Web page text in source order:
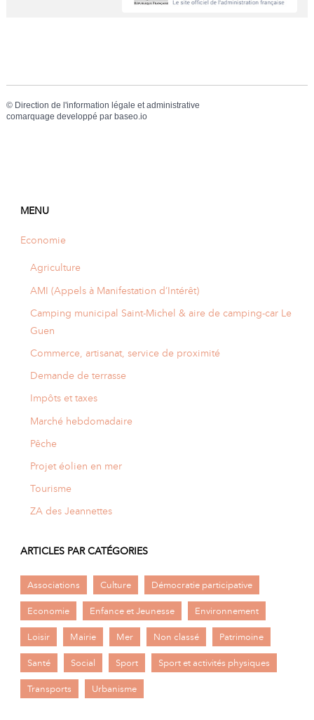
© Direction de l'information légale et administrative
comarquage developpé par baseo.io
MENU
Economie
Agriculture
AMI (Appels à Manifestation d’Intérêt)
Camping municipal Saint-Michel & aire de camping-car Le
Guen
Commerce, artisanat, service de proximité
Demande de terrasse
Impôts et taxes
Marché hebdomadaire
Pêche
Projet éolien en mer
Tourisme
ZA des Jeannettes
ARTICLES PAR CATÉGORIES
Associations Culture Démocratie participative
Economie Enfance et Jeunesse Environnement
Loisir Mairie Mer Non classé Patrimoine
Santé Social Sport Sport et activités physiques
Transports Urbanisme